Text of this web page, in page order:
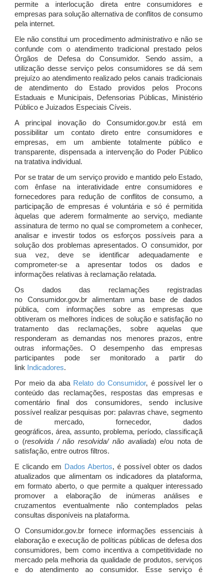
permite a interlocução direta entre consumidores e
empresas para solução alternativa de conflitos de consumo
pela internet.
Ele não constitui um procedimento administrativo e não se
confunde com o atendimento tradicional prestado pelos
Órgãos de Defesa do Consumidor. Sendo assim, a
utilização desse serviço pelos consumidores se dá sem
prejuízo ao atendimento realizado pelos canais tradicionais
de atendimento do Estado providos pelos Procons
Estaduais e Municipais, Defensorias Públicas, Ministério
Público e Juizados Especiais Cíveis.
A principal inovação do Consumidor.gov.br está em
possibilitar um contato direto entre consumidores e
empresas, em um ambiente totalmente público e
transparente, dispensada a intervenção do Poder Público
na tratativa individual.
Por se tratar de um serviço provido e mantido pelo Estado,
com ênfase na interatividade entre consumidores e
fornecedores para redução de conflitos de consumo, a
participação de empresas é voluntária e só é permitida
àquelas que aderem formalmente ao serviço, mediante
assinatura de termo no qual se comprometem a conhecer,
analisar e investir todos os esforços possíveis para a
solução dos problemas apresentados. O consumidor, por
sua vez, deve se identificar adequadamente e
comprometer-se a apresentar todos os dados e
informações relativas à reclamação relatada.
Os dados das reclamações registradas
no Consumidor.gov.br alimentam uma base de dados
pública, com informações sobre as empresas que
obtiveram os melhores índices de solução e satisfação no
tratamento das reclamações, sobre aquelas que
responderam as demandas nos menores prazos, entre
outras informações. O desempenho das empresas
participantes pode ser monitorado a partir do
link Indicadores.
Por meio da aba Relato do Consumidor, é possível ler o
conteúdo das reclamações, respostas das empresas e
comentário final dos consumidores, sendo inclusive
possível realizar pesquisas por: palavras chave, segmento
de mercado, fornecedor, dados
geográficos, área, assunto, problema, período, classificaçã
o (resolvida / não resolvida/ não avaliada) e/ou nota de
satisfação, entre outros filtros.
E clicando em Dados Abertos, é possível obter os dados
atualizados que alimentam os indicadores da plataforma,
em formato aberto, o que permite a qualquer interessado
promover a elaboração de inúmeras análises e
cruzamentos eventualmente não contemplados pelas
consultas disponíveis na plataforma.
O Consumidor.gov.br fornece informações essenciais à
elaboração e execução de políticas públicas de defesa dos
consumidores, bem como incentiva a competitividade no
mercado pela melhoria da qualidade de produtos, serviços
e do atendimento ao consumidor. Esse serviço é